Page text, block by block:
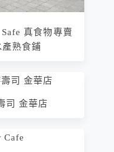
真食物專賣
熟食鋪
司 金華店